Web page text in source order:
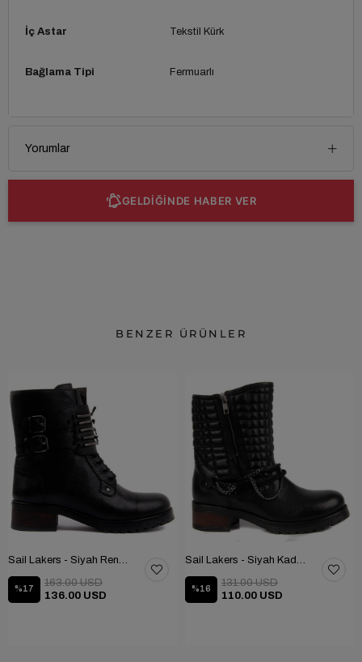
İç Astar Tekstil Kürk
Bağlama Tipi Fermuarlı
Yorumlar
GELDİĞİNDE HABER VER
BENZER ÜRÜNLER
%17
136.00 USD
163.00 USD
%16
110.00 USD
131.00 USD